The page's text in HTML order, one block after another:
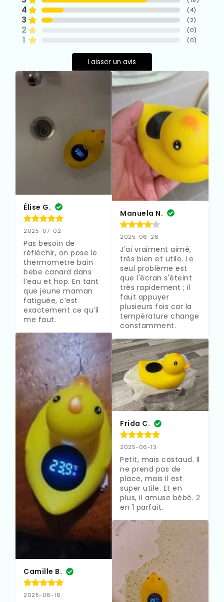
4 (4)
3 (2)
2 (0)
1 (0)
Laisser un avis
Élise G.
2025-07-02
Pas besoin de
réfléchir, on pose le
thermometre bain
bebe canard dans
l’eau et hop. En tant
que jeune maman
fatiguée, c’est
exactement ce qu’il
me faut.
Camille B.
2025-06-16
Manuela N.
2025-06-26
J'ai vraiment aimé,
très bien et utile. Le
seul problème est
que l'écran s'éteint
très rapidement ; il
faut appuyer
plusieurs fois car la
température change
constamment.
Frida C.
2025-06-13
Petit, mais costaud. Il
ne prend pas de
place, mais il est
super utile. Et en
plus, il amuse bébé. 2
en 1 parfait.